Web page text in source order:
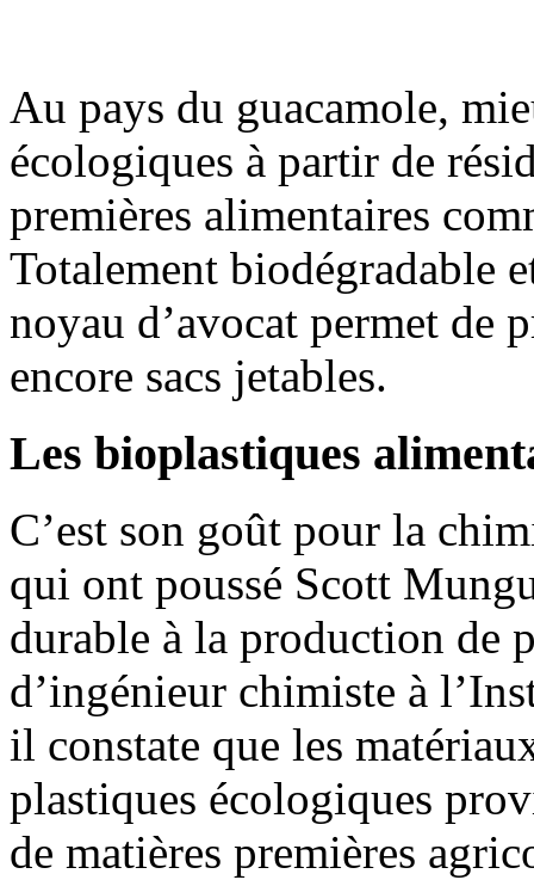
Au pays du guacamole,
écologiques à partir de
premières alimentaires
Totalement biodégradable
noyau d’avocat permet de
encore sacs jetables.
Les bioplastiques
C’est son goût pour la
qui ont poussé Scott
durable à la production de
d’ingénieur chimiste à
il constate que les
plastiques écologiques
de matières premières